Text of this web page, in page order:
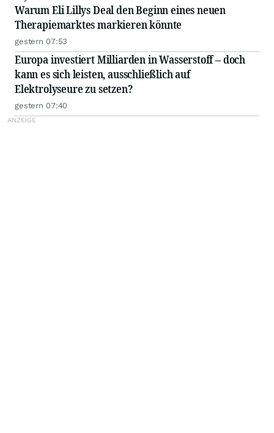
Warum Eli Lillys Deal den Beginn eines neuen
Therapiemarktes markieren könnte
gestern 07:53
Europa investiert Milliarden in Wasserstoff – doch
kann es sich leisten, ausschließlich auf
Elektrolyseure zu setzen?
gestern 07:40